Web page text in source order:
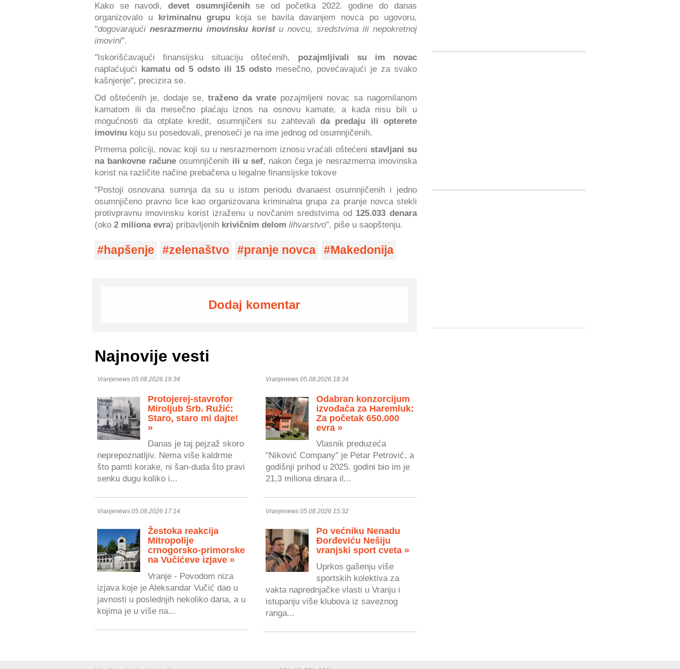
Kako se navodi,devet osumnjičenihse od početka 2022. godine do danas
organizovalo u kriminalnu grupu koja se bavila davanjem novca po ugovoru,
"dogovarajući nesrazmernu imovinsku koristu novcu, sredstvima ili nepokretnoj
imovini".
"Iskorišćavajući finansijsku situaciju oštećenih, pozajmljivali su im novac
naplaćujući
kamatu od 5 odsto ili 15 odstomesečno, povećavajući je za svako
kašnjenje", precizira se.
Od oštećenih je, dodaje se, traženo da vratepozajmljeni novac sa nagomilanom
kamatom ili da mesečno plaćaju iznos na osnovu kamate, a kada nisu bili u
mogućnosti da otplate kredit, osumnjičeni su zahtevalida predaju ili opterete
imovinu koju su posedovali, prenoseći je na ime jednog od osumnjičenih.
Prmema policiji, novac koji su u nesrazmernom iznosu vraćali oštećeni stavljani su
na bankovne račune osumnjičenih ili u sef, nakon čega je nesrazmerna imovinska
korist na različite načine prebačena u legalne finansijske tokove
"Postoji osnovana sumnja da su u istom periodu dvanaest osumnjičenih i jedno
osumnjičeno pravno lice kao organizovana kriminalna grupa za pranje novca stekli
protivpravnu imovinsku korist izraženu u novčanim sredstvima od 125.033 denara
(oko 2 miliona evra) pribavljenih krivičnim delom lihvarstvo", piše u saopštenju.
hapšenje zelenaštvo pranje novca Makedonija
Dodaj komentar
Najnovije vesti
Vranjenews 05.08.2026 19:34
Protojerej-stavrofor
Miroljub Srb. Ružić:
Staro, staro mi dajte!
»
Danas je taj pejzaž skoro
neprepoznatljiv. Nema više kaldrme
što pamti korake, ni šan-duda što pravi
senku dugu koliko i...
Vranjenews 05.08.2026 18:34
Odabran konzorcijum
izvođača za Haremluk:
Za početak 650.000
evra »
Vlasnik preduzeća
"Niković Company" je Petar Petrović, a
godišnji prihod u 2025. godini bio im je
21,3 miliona dinara il...
Vranjenews 05.08.2026 17:14
Žestoka reakcija
Mitropolije
crnogorsko-primorske
na Vučićeve izjave »
Vranje - Povodom niza
izjava koje je Aleksandar Vučić dao u
javnosti u poslednjih nekoliko dana, a u
kojima je u više na...
Vranjenews 05.08.2026 15:32
Po većniku Nenadu
Đorđeviću Nešiju
vranjski sport cveta »
Uprkos gašenju više
sportskih kolektiva za
vakta naprednjačke vlasti u Vranju i
istupanju više klubova iz saveznog
ranga...